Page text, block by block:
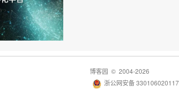
博客园 © 2004-2026
浙公网安备